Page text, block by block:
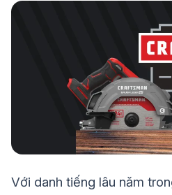
Với danh tiếng lâu năm